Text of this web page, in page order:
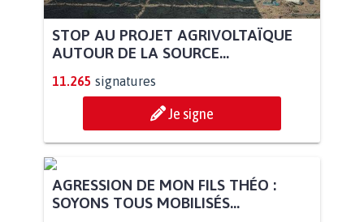
STOP AU PROJET AGRIVOLTAÏQUE
AUTOUR DE LA SOURCE...
11.265 signatures
Je signe